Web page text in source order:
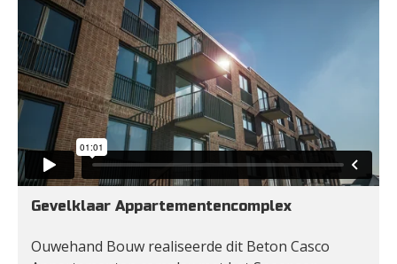
Ouwehand Bouw realiseerde dit Beton Casco